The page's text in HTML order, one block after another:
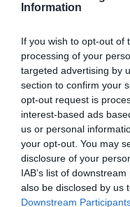
Information
If you wish to opt-out of
processing of your
targeted advertising by
section to confirm your
opt-out request is
interest-based ads
us or personal
your opt-out. You may
disclosure of your
IAB’s list of
also be disclosed by us
Downstream